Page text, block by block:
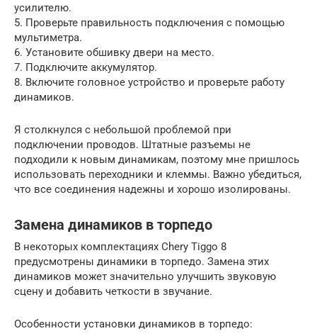
усилителю.
5. Проверьте правильность подключения с помощью
мультиметра.
6. Установите обшивку двери на место.
7. Подключите аккумулятор.
8. Включите головное устройство и проверьте работу
динамиков.
Я столкнулся с небольшой проблемой при
подключении проводов. Штатные разъемы не
подходили к новым динамикам, поэтому мне пришлось
использовать переходники и клеммы. Важно убедиться,
что все соединения надежны и хорошо изолированы.
Замена динамиков в торпедо
В некоторых комплектациях Chery Tiggo 8
предусмотрены динамики в торпедо. Замена этих
динамиков может значительно улучшить звуковую
сцену и добавить четкости в звучание.
Особенности установки динамиков в торпедо: